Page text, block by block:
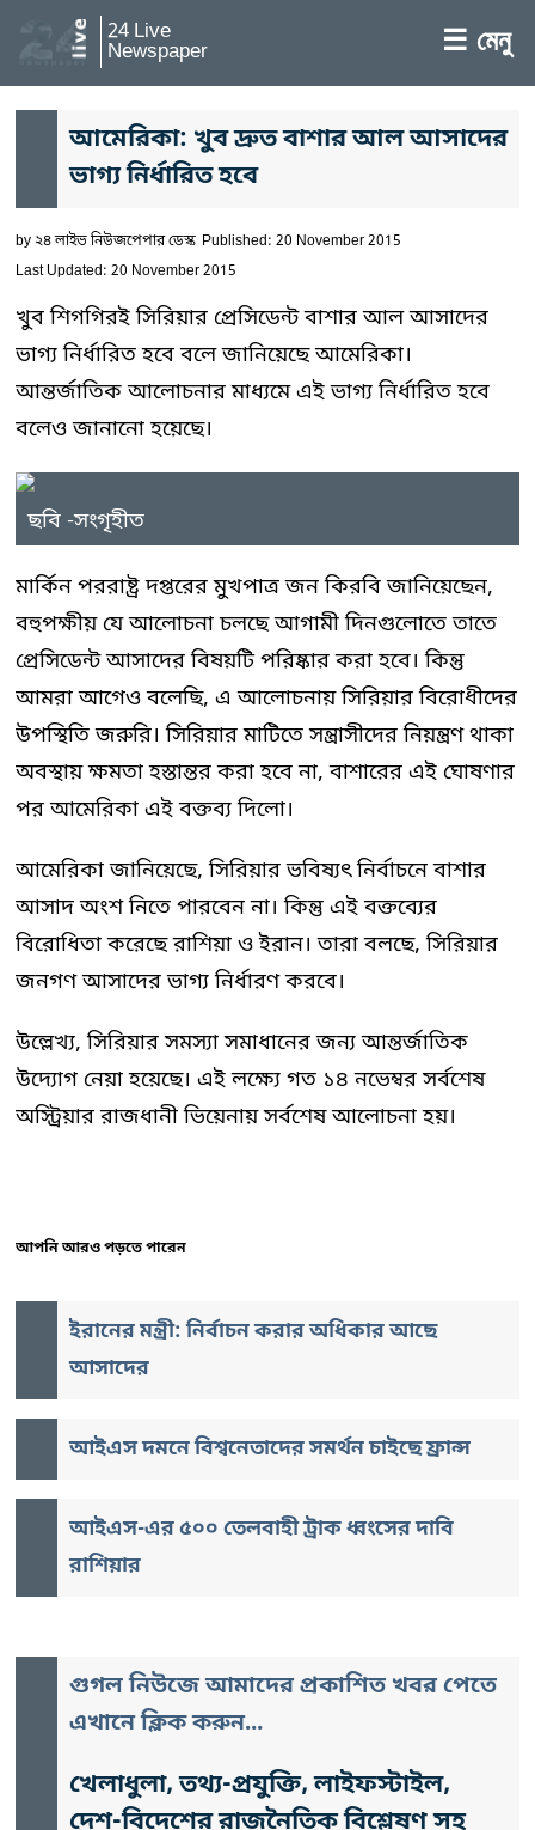
24 Live
Newspaper ☰ মেনু
আমেরিকা: খুব দ্রুত বাশার আল আসাদের
ভাগ্য নির্ধারিত হবে
by২৪ লাইভ নিউজপেপার ডেস্ক Published: 20 November 2015
Last Updated: 20 November 2015
খুব শিগগিরই সিরিয়ার প্রেসিডেন্ট বাশার আল আসাদের
ভাগ্য নির্ধারিত হবে বলে জানিয়েছে আমেরিকা।
আন্তর্জাতিক আলোচনার মাধ্যমে এই ভাগ্য নির্ধারিত হবে
বলেও জানানো হয়েছে।
ছবি -সংগৃহীত
মার্কিন পররাষ্ট্র দপ্তরের মুখপাত্র জন কিরবি জানিয়েছেন,
বহুপক্ষীয় যে আলোচনা চলছে আগামী দিনগুলোতে তাতে
প্রেসিডেন্ট আসাদের বিষয়টি পরিষ্কার করা হবে। কিন্তু
আমরা আগেও বলেছি, এ আলোচনায় সিরিয়ার বিরোধীদের
উপস্থিতি জরুরি। সিরিয়ার মাটিতে সন্ত্রাসীদের নিয়ন্ত্রণ থাকা
অবস্থায় ক্ষমতা হস্তান্তর করা হবে না, বাশারের এই ঘোষণার
পর আমেরিকা এই বক্তব্য দিলো।
আমেরিকা জানিয়েছে, সিরিয়ার ভবিষ্যৎ নির্বাচনে বাশার
আসাদ অংশ নিতে পারবেন না। কিন্তু এই বক্তব্যের
বিরোধিতা করেছে রাশিয়া ও ইরান। তারা বলছে, সিরিয়ার
জনগণ আসাদের ভাগ্য নির্ধারণ করবে।
উল্লেখ্য, সিরিয়ার সমস্যা সমাধানের জন্য আন্তর্জাতিক
উদ্যোগ নেয়া হয়েছে। এই লক্ষ্যে গত ১৪ নভেম্বর সর্বশেষ
অস্ট্রিয়ার রাজধানী ভিয়েনায় সর্বশেষ আলোচনা হয়।
আপনি আরও পড়তে পারেন
ইরানের মন্ত্রী: নির্বাচন করার অধিকার আছে
আসাদের
আইএস দমনে বিশ্বনেতাদের সমর্থন চাইছে ফ্রান্স
আইএস-এর ৫০০ তেলবাহী ট্রাক ধ্বংসের দাবি
রাশিয়ার
গুগল নিউজে আমাদের প্রকাশিত খবর পেতে
এখানে ক্লিক করুন...
খেলাধুলা, তথ্য-প্রযুক্তি, লাইফস্টাইল,
দেশ-বিদেশের রাজনৈতিক বিশ্লেষণ সহ